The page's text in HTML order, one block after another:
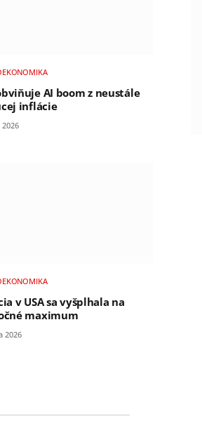
AI boom z neustále
inflácie
v USA sa vyšplhala na
maximum
2026